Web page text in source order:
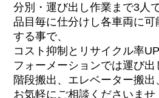
分別・運び出し作業まで3人
品目毎に仕分けし各車両に
する事で、
コスト抑制とリサイクル率
フォーメーションでは運び出
階段搬出、エレベーター搬
お気軽にご相談くださいませ